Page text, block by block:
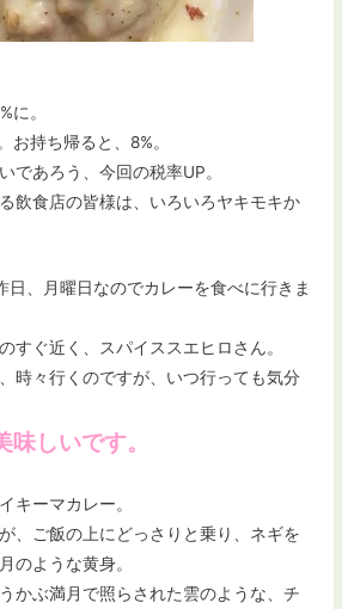
に。
お持ち帰ると、8%。
であろう、今回の税率UP。
飲食店の皆様は、いろいろヤキモキか
日、月曜日なのでカレーを食べに行きま
すぐ近く、スパイススエヒロさん。
時々行くのですが、いつ行っても気分
しいです。
キーマカレー。
、ご飯の上にどっさりと乗り、ネギを
のような黄身。
かぶ満月で照らされた雲のような、チ